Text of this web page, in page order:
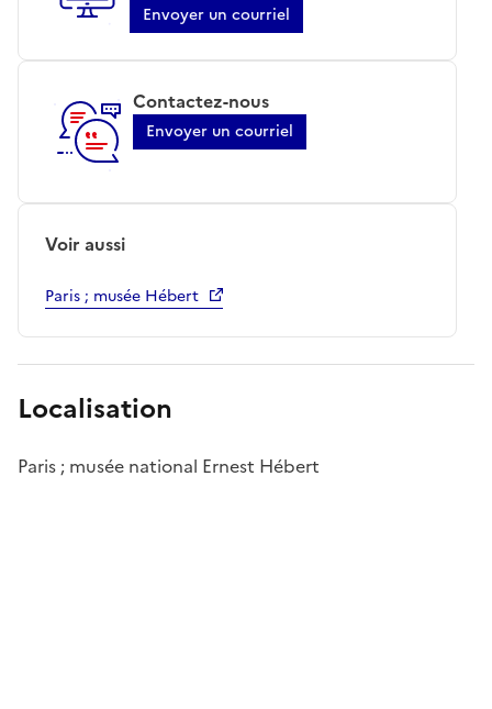
Envoyer un courriel
Contactez-nous
Envoyer un courriel
Voir aussi
Paris ; musée Hébert
Localisation
Paris ; musée national Ernest Hébert